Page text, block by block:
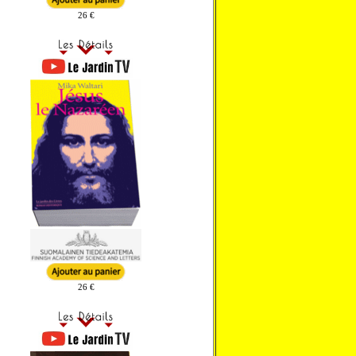
26 €
26 €